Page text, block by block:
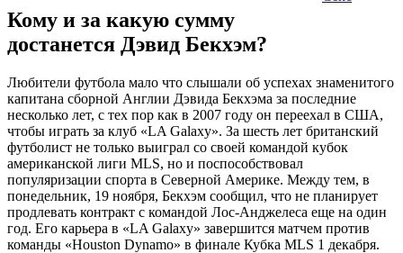
Кому и за какую сумму
достанется Дэвид Бекхэм?
Любители футбола мало что слышали об успехах знаменитого
капитана сборной Англии Дэвида Бекхэма за последние
несколько лет, с тех пор как в 2007 году он переехал в США,
чтобы играть за клуб «LA Galaxy». За шесть лет британский
футболист не только выиграл со своей командой кубок
американской лиги MLS, но и поспособствовал
популяризации спорта в Северной Америке. Между тем, в
понедельник, 19 ноября, Бекхэм сообщил, что не планирует
продлевать контракт с командой Лос-Анджелеса еще на один
год. Его карьера в «LA Galaxy» завершится матчем против
команды «Houston Dynamo» в финале Кубка MLS 1 декабря.